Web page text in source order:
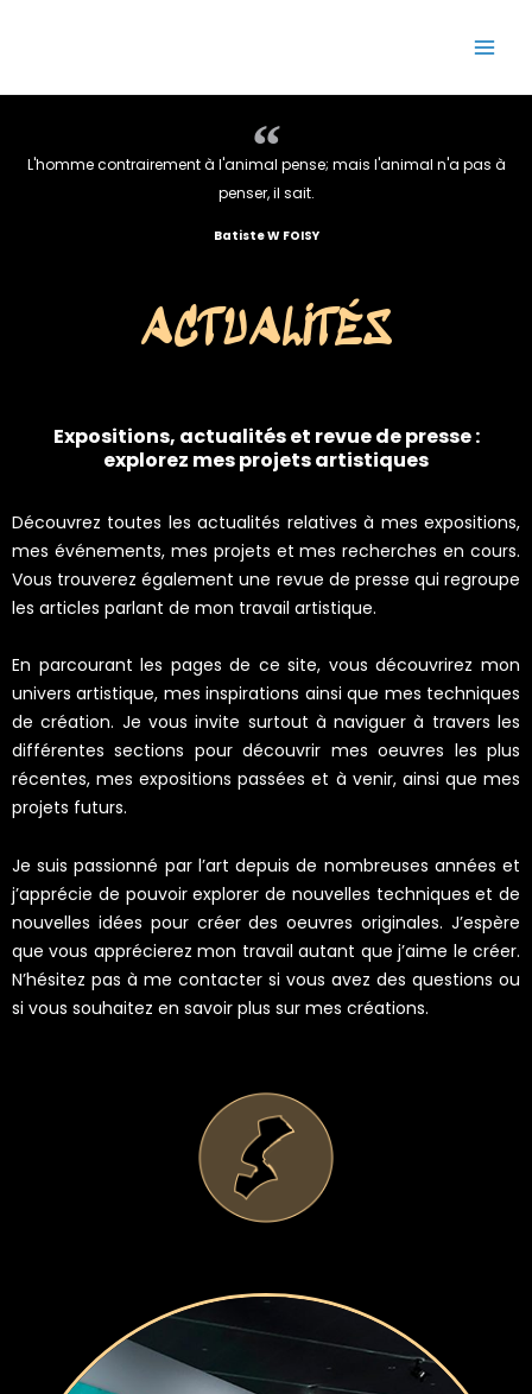
L'homme contrairement à l'animal pense; mais l'animal n'a pas à
penser, il sait.
Batiste W FOISY
ACTUALITÉS
Expositions, actualités et revue de presse :
explorez mes projets artistiques
Découvrez toutes les actualités relatives à mes expositions,
mes événements, mes projets et mes recherches en cours.
Vous trouverez également une revue de presse qui regroupe
les articles parlant de mon travail artistique.
En parcourant les pages de ce site, vous découvrirez mon
univers artistique, mes inspirations ainsi que mes techniques
de création. Je vous invite surtout à naviguer à travers les
différentes sections pour découvrir mes oeuvres les plus
récentes, mes expositions passées et à venir, ainsi que mes
projets futurs.
Je suis passionné par l’art depuis de nombreuses années et
j’apprécie de pouvoir explorer de nouvelles techniques et de
nouvelles idées pour créer des oeuvres originales. J’espère
que vous apprécierez mon travail autant que j’aime le créer.
N’hésitez pas à me contacter si vous avez des questions ou
si vous souhaitez en savoir plus sur mes créations.